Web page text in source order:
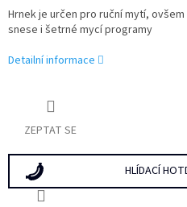
Hrnek je určen pro ruční mytí,
snese i šetrné mycí programy
Detailní informace
ZEPTAT SE
HLÍDACÍ